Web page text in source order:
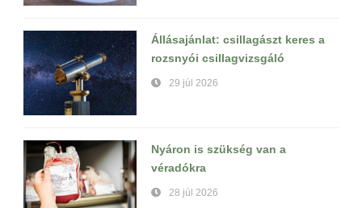
Állásajánlat: csillagászt keres a
rozsnyói csillagvizsgáló
29 júl 2026
Nyáron is szükség van a
véradókra
28 júl 2026